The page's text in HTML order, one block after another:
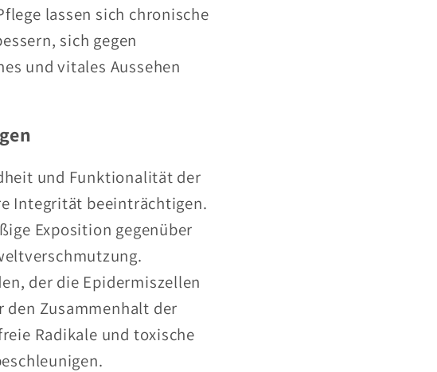
lassen sich chronische
sich gegen
und vitales Aussehen
und Funktionalität der
Integrität beeinträchtigen.
Exposition gegenüber
der die Epidermiszellen
Zusammenhalt der
Radikale und toxische